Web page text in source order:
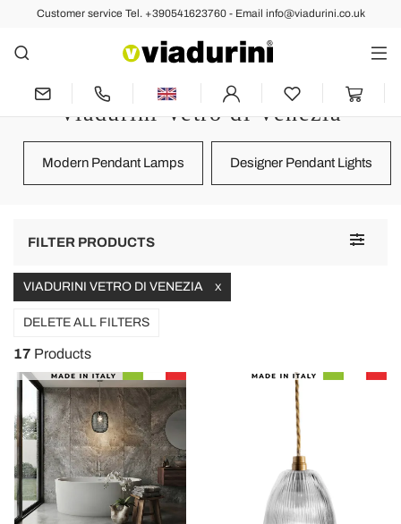
Customer service Tel. +390541623760 - Email info@viadurini.co.uk
Pendant Lamps for the Lighting of
the House - Made in Italy
Viadurini Vetro di Venezia
Modern Pendant Lamps Designer Pendant Lights
Toggle
FILTER PRODUCTS
VIADURINI VETRO DI VENEZIA X
DELETE ALL FILTERS
17 Products